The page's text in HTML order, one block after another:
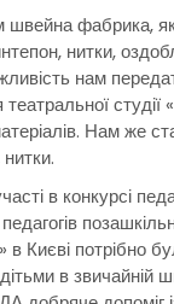
швейна фабрика,
нитки,
нам
Нам же
в конкурсі
в Києві потрібно
в звичайній